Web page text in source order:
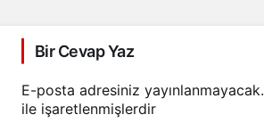
Bir Cevap Yaz
E-posta adresiniz yayınlanmayacak.
ile işaretlenmişlerdir